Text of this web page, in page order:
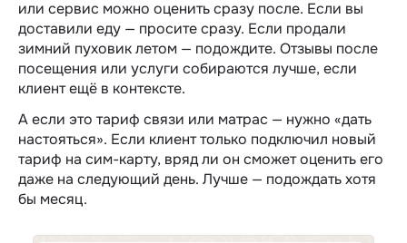
или сервис можно оценить сразу после. Если вы
доставили еду — просите сразу. Если продали
зимний пуховик летом — подождите. Отзывы после
посещения или услуги собираются лучше, если
клиент ещё в контексте.
А если это тариф связи или матрас — нужно «дать
настояться». Если клиент только подключил новый
тариф на сим-карту, вряд ли он сможет оценить его
даже на следующий день. Лучше — подождать хотя
бы месяц.